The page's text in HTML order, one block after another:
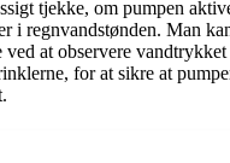
tjekke, om pumpen
i regnvandstønden. Man
ved at observere
for at sikre at